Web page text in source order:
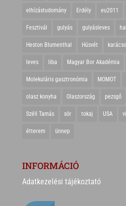
elhízástudomány Erdély eu2011
Fesztivál gulyás gulyásleves hal
Heston Blumenthal Húsvét
leves liba Magyar Bor Akadémia
Molekuláris gasztronómia MOMOT
olasz konyha Olaszország pezsgő
Széll Tamás sör tokaj USA
étterem ünnep
INFORMÁCIÓ
Adatkezelési tájékoztató